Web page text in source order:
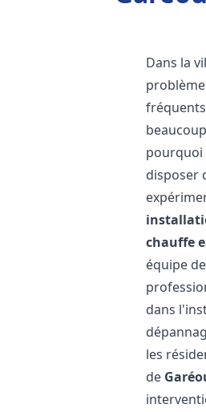
Dans la
pourquoi
disposer
chauffe
équipe
dans
les
de